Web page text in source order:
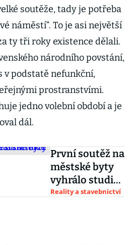
soutěže, tady je potřeba
náměstí“. To je asi největší
ty tři roky existence dělali.
národního povstání,
v podstatě nefunkční,
prostranstvími.
jedno volební období a je
dál.
První soutěž na
městské byty
vyhrálo studio
bod architekti.
Reality a stavebnictví